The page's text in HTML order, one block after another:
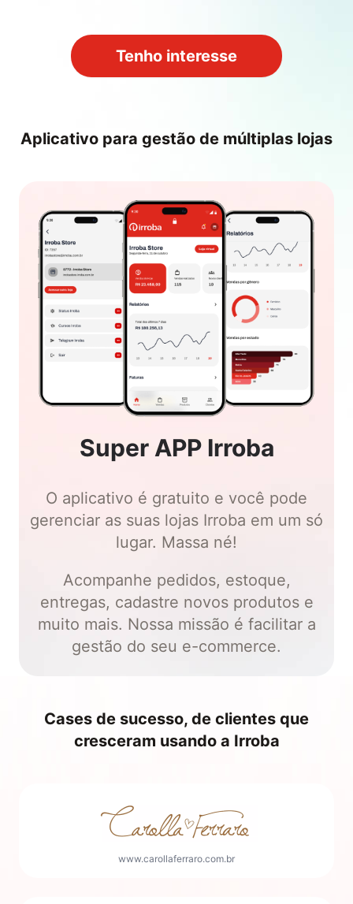
Tenho interesse
Aplicativo para gestão de múltiplas lojas
Super APP Irroba
O aplicativo é gratuito e você pode
gerenciar as suas lojas Irroba em um só
lugar. Massa né!
Acompanhe pedidos, estoque,
entregas, cadastre novos produtos e
muito mais. Nossa missão é facilitar a
gestão do seu e-commerce.
Cases de sucesso, de clientes que
cresceram usando a Irroba
www.carollaferraro.com.br